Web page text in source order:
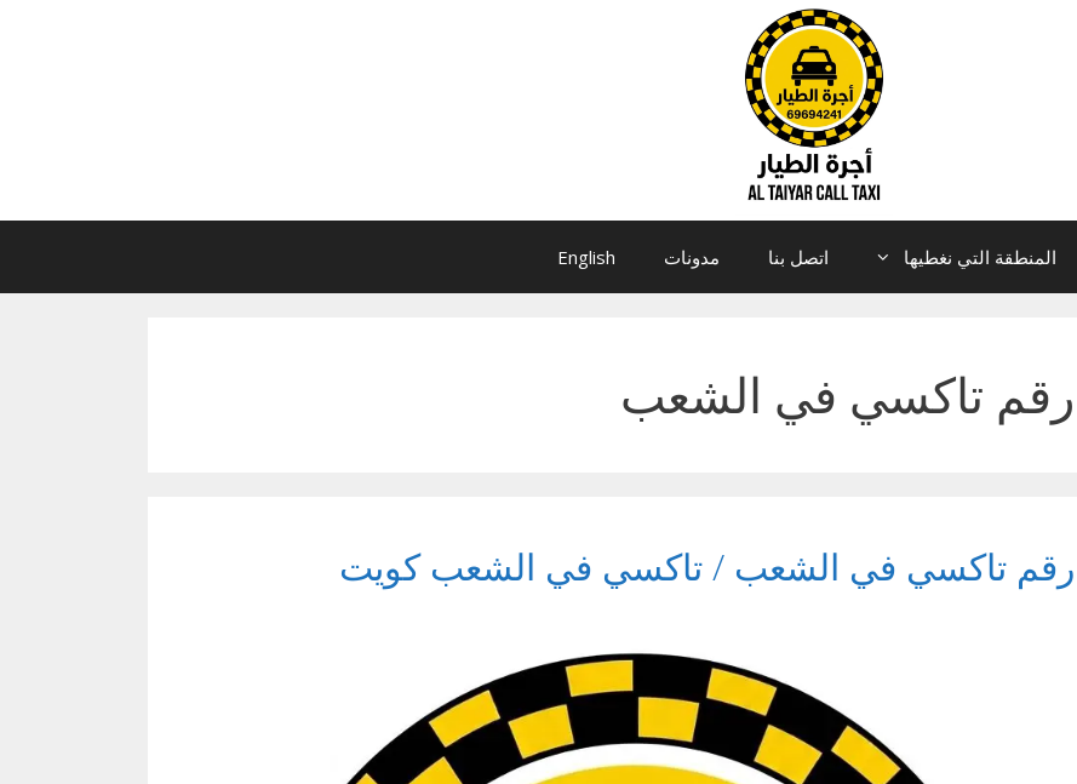
المنطقة التي نغطيها اتصل بنا مدونات English
رقم تاكسي في الشعب
رقم تاكسي في الشعب / تاكسي في الشعب كويت